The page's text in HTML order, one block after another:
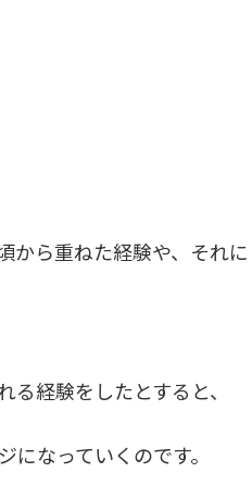
から重ねた経験や、それに
経験をしたとすると、
なっていくのです。